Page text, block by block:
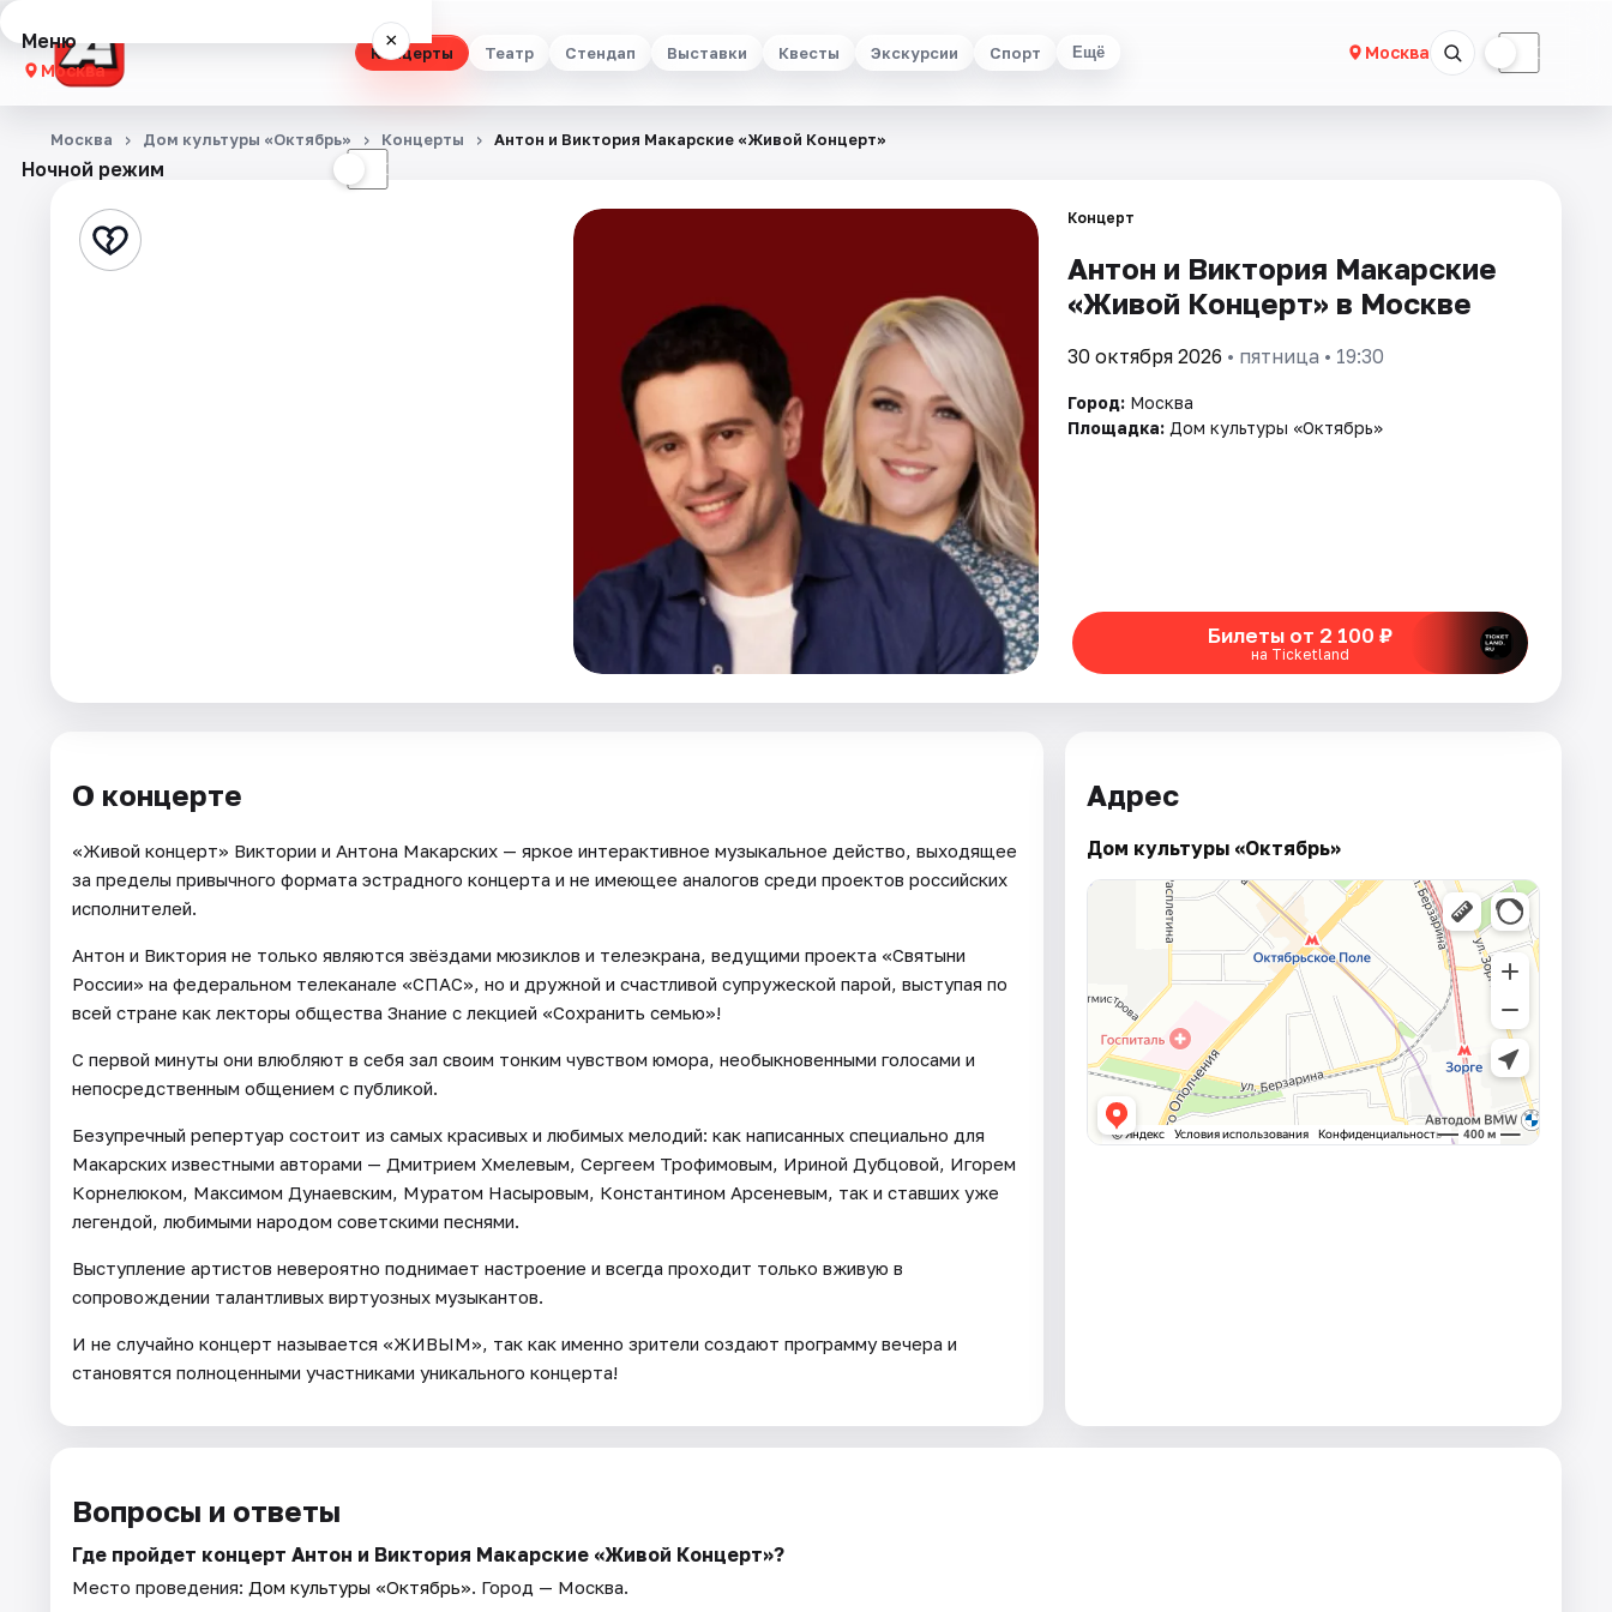
Концерты Театр Стендап Выставки Квесты Экскурсии Спорт Ещё Москва ☾
Меню ×
Москва
Концерты
Стендап
Ночной режим ☾
Москва Дом культуры «Октябрь» Концерты Антон и Виктория Макарские «Живой Концерт»
Концерт
Антон и Виктория Макарские
«Живой Концерт» в Москве
30 октября 2026 • пятница • 19:30
Город: Москва
Площадка: Дом культуры «Октябрь»
Билеты от 2 100 ₽
на Ticketland
О концерте
«Живой концерт» Виктории и Антона Макарских — яркое интерактивное музыкальное действо, выходящее
за пределы привычного формата эстрадного концерта и не имеющее аналогов среди проектов российских
исполнителей.
Антон и Виктория не только являются звёздами мюзиклов и телеэкрана, ведущими проекта «Святыни
России» на федеральном телеканале «СПАС», но и дружной и счастливой супружеской парой, выступая по
всей стране как лекторы общества Знание с лекцией «Сохранить семью»!
С первой минуты они влюбляют в себя зал своим тонким чувством юмора, необыкновенными голосами и
непосредственным общением с публикой.
Безупречный репертуар состоит из самых красивых и любимых мелодий: как написанных специально для
Макарских известными авторами — Дмитрием Хмелевым, Сергеем Трофимовым, Ириной Дубцовой, Игорем
Корнелюком, Максимом Дунаевским, Муратом Насыровым, Константином Арсеневым, так и ставших уже
легендой, любимыми народом советскими песнями.
Выступление артистов невероятно поднимает настроение и всегда проходит только вживую в
сопровождении талантливых виртуозных музыкантов.
И не случайно концерт называется «ЖИВЫМ», так как именно зрители создают программу вечера и
становятся полноценными участниками уникального концерта!
Адрес
Дом культуры «Октябрь»
Вопросы и ответы
Где пройдет концерт Антон и Виктория Макарские «Живой Концерт»?
Место проведения: Дом культуры «Октябрь». Город — Москва.